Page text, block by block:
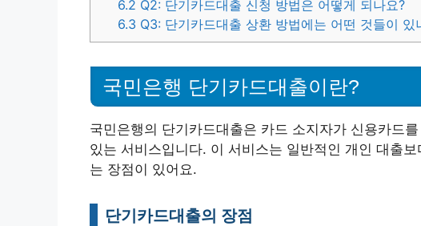
6.2 Q2: 단기카드대출 신청 방법은 어떻게 되나요?
6.3 Q3: 단기카드대출 상환 방법에는 어떤 것들이 있
국민은행 단기카드대출이란?
국민은행의 단기카드대출은 카드 소지자가 신용카드
있는 서비스입니다. 이 서비스는 일반적인 개인 대출
는 장점이 있어요.
단기카드대출의 장점